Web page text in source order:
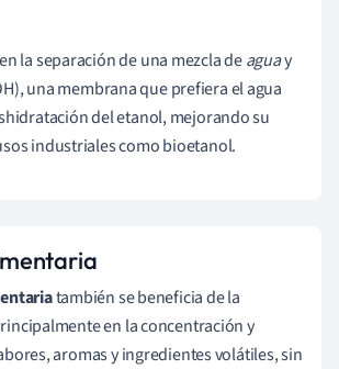
la separación de una mezcla deaguay
una membrana que prefiera el agua
del etanol, mejorando su
industriales como bioetanol.
también se beneficia de la
en la concentración y
aromas y ingredientes volátiles, sin